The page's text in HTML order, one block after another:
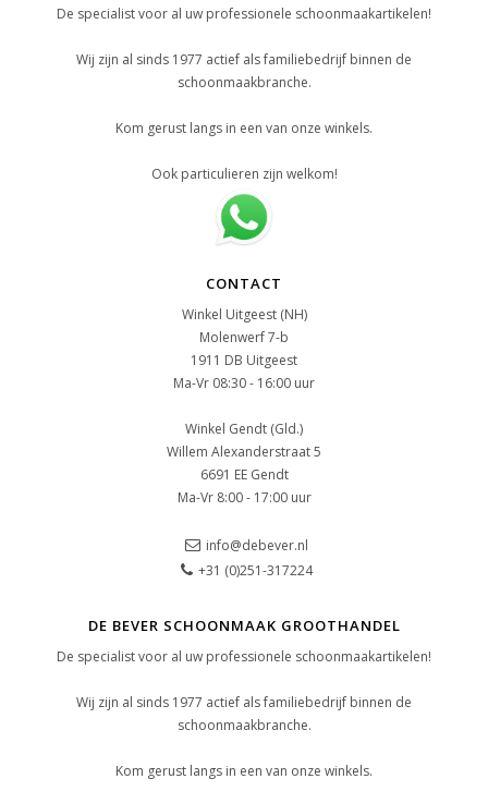
De specialist voor al uw professionele schoonmaakartikelen!
Wij zijn al sinds 1977 actief als familiebedrijf binnen de
schoonmaakbranche.
Kom gerust langs in een van onze winkels.
Ook particulieren zijn welkom!
CONTACT
Winkel Uitgeest (NH)
Molenwerf 7-b
1911 DB Uitgeest
Ma-Vr 08:30 - 16:00 uur
Winkel Gendt (Gld.)
Willem Alexanderstraat 5
6691 EE Gendt
Ma-Vr 8:00 - 17:00 uur
info@debever.nl
+31 (0)251-317224
DE BEVER SCHOONMAAK GROOTHANDEL
De specialist voor al uw professionele schoonmaakartikelen!
Wij zijn al sinds 1977 actief als familiebedrijf binnen de
schoonmaakbranche.
Kom gerust langs in een van onze winkels.